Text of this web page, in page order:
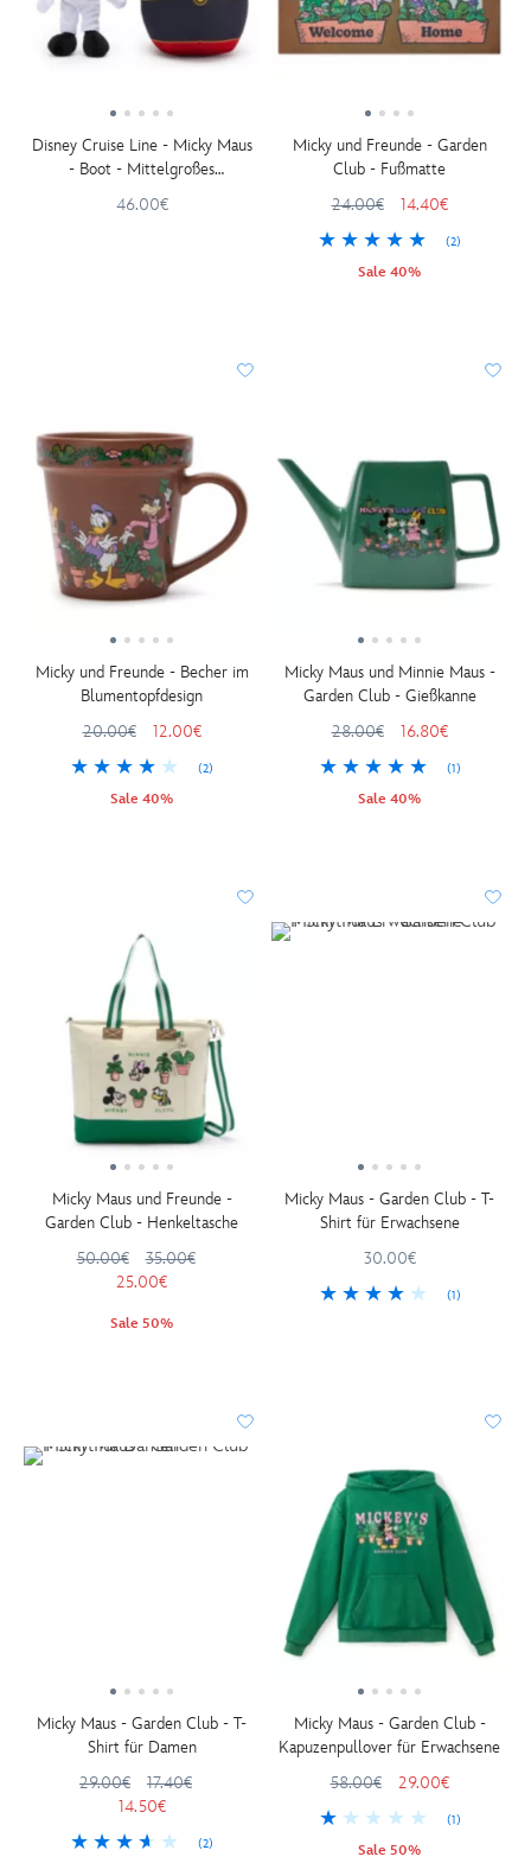
Disney Cruise Line - Micky Maus
- Boot - Mittelgroßes
46.00€
Micky und Freunde - Garden
Club - Fußmatte
24.00€
14.40€
(2)
Sale 40%
Micky und Freunde - Becher im
Blumentopfdesign
20.00€
12.00€
(2)
Sale 40%
Micky Maus und Minnie Maus -
Garden Club - Gießkanne
28.00€
16.80€
(1)
Sale 40%
Micky Maus und Freunde -
Garden Club - Henkeltasche
50.00€
35.00€
25.00€
Sale 50%
Micky Maus - Garden Club - T-
Shirt für Erwachsene
30.00€
(1)
Micky Maus - Garden Club - T-
Shirt für Damen
29.00€
17.40€
14.50€
(2)
Micky Maus - Garden Club -
Kapuzenpullover für Erwachsene
58.00€
29.00€
(1)
Sale 50%